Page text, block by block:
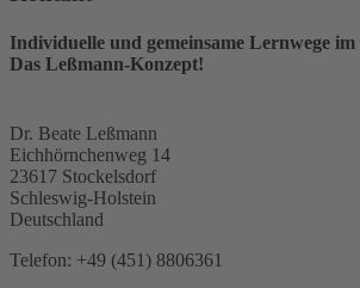
Individuelle und gemeinsame Lernwege
Das Leßmann-Konzept!
Dr. Beate Leßmann
Eichhörnchenweg 14
23617 Stockelsdorf
Schleswig-Holstein
Deutschland
Telefon: +49 (451) 8806361